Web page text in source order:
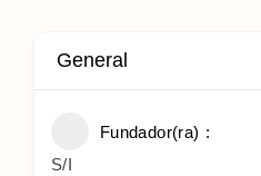
General
Fundador(ra)
S/I